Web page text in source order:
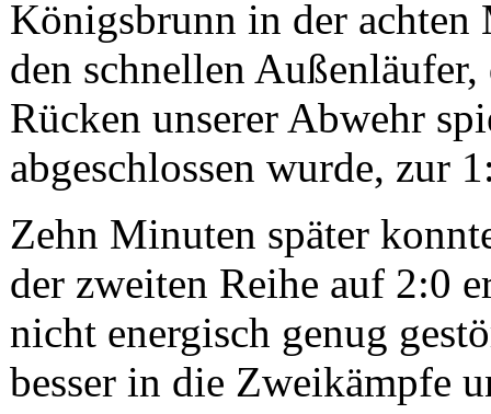
Königsbrunn in der achten
den schnellen
Rücken unserer Abwehr
abgeschlossen wurde, zur
Zehn Minuten später
der zweiten Reihe auf 2:0
nicht energisch genug
besser in die Zweikämpfe